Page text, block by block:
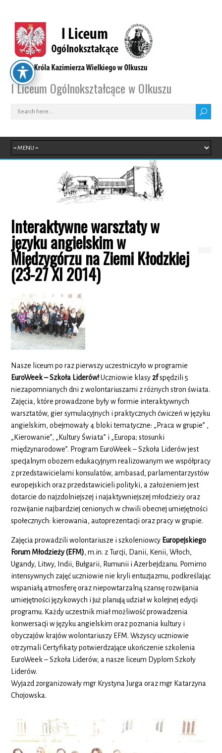
I Liceum Ogólnokształcące w Olkuszu
Interaktywne warsztaty w
języku angielskim w
Międzygórzu na Ziemi Kłodzkiej
(23-27 XI 2014)
Nasze liceum po raz pierwszy uczestniczyło w programie
EuroWeek – Szkoła Liderów!Uczniowie klasy 2fspędzili 5
niezapomnianych dni z wolontariuszami z różnych stron świata.
Zajęcia, które prowadzone były w formie interaktywnych
warsztatów, gier symulacyjnych i praktycznych ćwiczeń w języku
angielskim, obejmowały 4 bloki tematyczne: „Praca w grupie” ,
„Kierowanie”, „Kultury Świata” i „Europa; stosunki
międzynarodowe”. Program EuroWeek – Szkoła Liderów jest
specjalnym obozem edukacyjnym realizowanym we współpracy
z przedstawicielami konsulatów, ambasad, parlamentarzystów
europejskich oraz przedstawicieli polityki, a założeniem jest
dotarcie do najzdolniejszej i najaktywniejszej młodzieży oraz
rozwijanie najbardziej cenionych w chwili obecnej umiejętności
społecznych: kierowania, autoprezentacji oraz pracy w grupie.
Zajęcia prowadzili wolontariusze i szkoleniowcy Europejskiego
Forum Młodzieży (EFM), m.in. z Turcji, Danii, Kenii, Włoch,
Ugandy, Litwy, Indii, Bułgarii, Rumunii i Azerbejdżanu. Pomimo
intensywnych zajęć uczniowie nie kryli entuzjazmu, podkreślając
wspaniałą atmosferę oraz niepowtarzalną szansę rozwijania
umiejętności językowych i już planują udział w kolejnej edycji
programu. Każdy uczestnik miał możliwość prowadzenia
konwersacji w języku angielskim oraz poznania kultury i
obyczajów krajów wolontariuszy EFM. Wszyscy uczniowie
otrzymali Certyfikaty potwierdzające ukończenie szkolenia
EuroWeek – Szkoła Liderów, a nasze liceum Dyplom Szkoły
Liderów.
Wyjazd zorganizowały mgr Krystyna Jurga oraz mgr Katarzyna
Chojowska.